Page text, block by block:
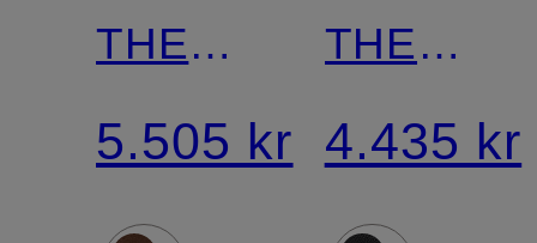
THE
HUDSON
5.505 kr
THE
MIDI
NEW
4.435 kr